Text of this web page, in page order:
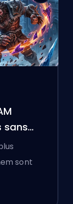
sans
sont